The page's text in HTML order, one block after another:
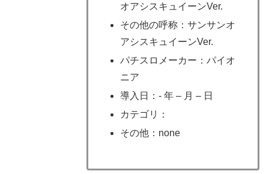
オアシスキュイーンVer.
その他の呼称：サンサンオ
アシスキュイーンVer.
パチスロメーカー：パイオ
ニア
導入日：- 年 – 月 – 日
カテゴリ：
その他：none